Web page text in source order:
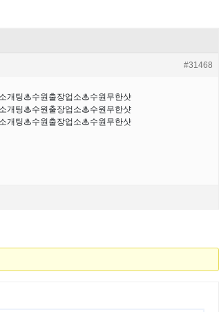
#31468
개팅♨수원출장업소♨수원무한샷
개팅♨수원출장업소♨수원무한샷
개팅♨수원출장업소♨수원무한샷